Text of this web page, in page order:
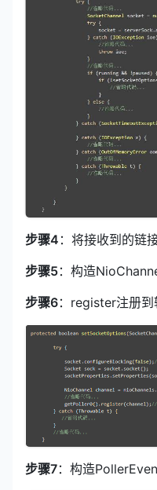
步骤4 ：将接收到的链
步骤5：构造
步骤6：register注册到
步骤7：构造